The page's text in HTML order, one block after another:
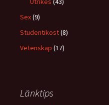
Sex(9)
Studentikost(8)
Vetenskap (17)
Länktips